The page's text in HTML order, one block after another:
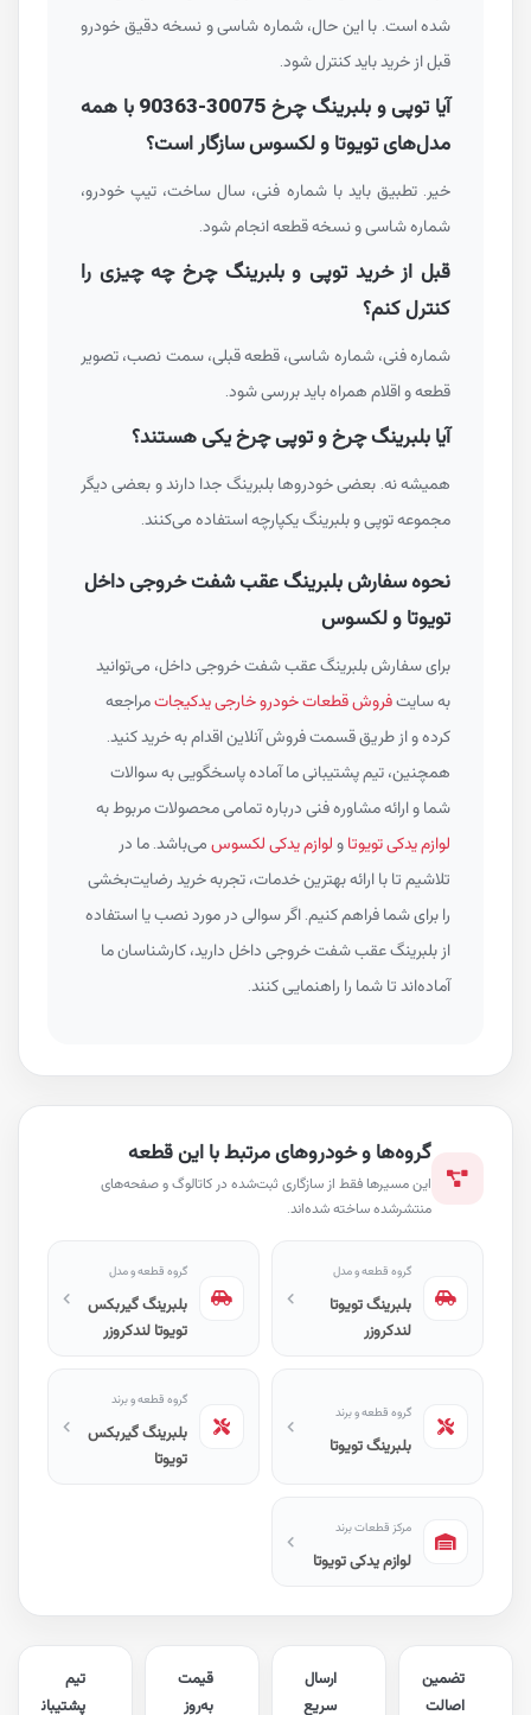
شده است. با این حال، شماره شاسی و نسخه دقیق خودرو
قبل از خرید باید کنترل شود.
آیا توپی و بلبرینگ چرخ90363-30075با همه
مدل‌های تویوتا و لکسوس سازگار است؟
خیر. تطبیق باید با شماره فنی، سال ساخت، تیپ خودرو،
شماره شاسی و نسخه قطعه انجام شود.
قبل از خرید توپی و بلبرینگ چرخ چه چیزی را
کنترل کنم؟
شماره فنی، شماره شاسی، قطعه قبلی، سمت نصب، تصویر
قطعه و اقلام همراه باید بررسی شود.
آیا بلبرینگ چرخ و توپی چرخ یکی هستند؟
همیشه نه. بعضی خودروها بلبرینگ جدا دارند و بعضی دیگر
مجموعه توپی و بلبرینگ یکپارچه استفاده می‌کنند.
نحوه سفارش بلبرینگ عقب شفت خروجی داخل
تویوتا و لکسوس
برای سفارش بلبرینگ عقب شفت خروجی داخل، می‌توانید
به سایتفروش قطعات خودرو خارجی یدکیجاتمراجعه
کرده و از طریق قسمت فروش آنلاین اقدام به خرید کنید.
همچنین، تیم پشتیبانی ما آماده پاسخگویی به سوالات
شما و ارائه مشاوره فنی درباره تمامی محصولات مربوط به
لوازم یدکی تویوتاولوازم یدکی لکسوسمی‌باشد. ما در
تلاشیم تا با ارائه بهترین خدمات، تجربه خرید رضایت‌بخشی
را برای شما فراهم کنیم. اگر سوالی در مورد نصب یا استفاده
از بلبرینگ عقب شفت خروجی داخل دارید، کارشناسان ما
آماده‌اند تا شما را راهنمایی کنند.
گروه‌ها و خودروهای مرتبط با این قطعه
این مسیرها فقط از سازگاری ثبت‌شده در کاتالوگ و صفحه‌های
منتشرشده ساخته شده‌اند.
گروه قطعه و مدل
بلبرینگ تویوتا
لندکروزر
گروه قطعه و مدل
بلبرینگ گیربکس
تویوتا لندکروزر
گروه قطعه و برند
بلبرینگ تویوتا
گروه قطعه و برند
بلبرینگ گیربکس
تویوتا
مرکز قطعات برند
لوازم یدکی تویوتا
پشتیبان
قیمت
به‌روز
ارسال
سریع
تضمین
اصالت